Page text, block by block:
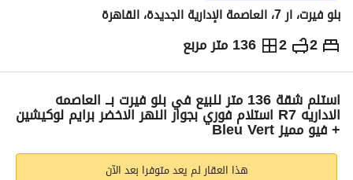
بلو فيرت، ار 7، العاصمة الإدارية الجديدة، القاهرة
2
2 136 متر مربع ج.م6,690,000
التفاصيل الاتجاهات والمؤشرات رهن عقاري
استلم شقة 136 متر للبيع في بلو فيرت بــ العاصمه
الاداريه R7 استلام فوري بجوار النهر الاخضر برايم لوكيشين
+ فيو مميز Bleu Vert
هذا العقار لم يعد متوفرا بعد الآن